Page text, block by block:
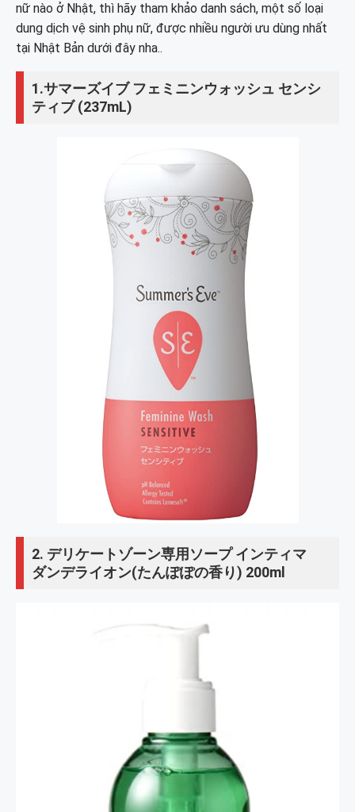
nữ nào ở Nhật, thì hãy tham khảo danh sách, một số loại
dung dịch vệ sinh phụ nữ, được nhiều người ưu dùng nhất
tại Nhật Bản dưới đây nha..
1.サマーズイブ フェミニンウォッシュ センシ
ティブ (237mL)
2. デリケートゾーン専用ソープ インティマ
ダンデライオン(たんぽぽの香り) 200ml